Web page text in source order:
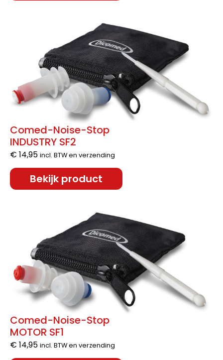
Comed-Noise-Stop
INDUSTRY SF2
€ 14,95 incl. BTW en verzending
Bekijk product
Comed-Noise-Stop
MOTOR SF1
€ 14,95 incl. BTW en verzending